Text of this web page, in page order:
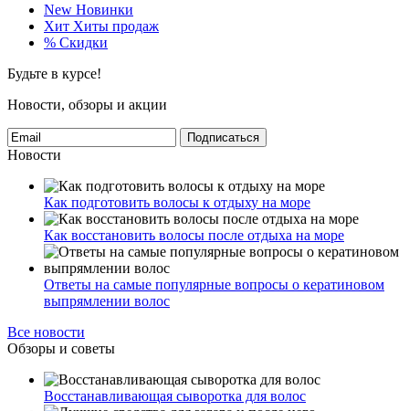
New Новинки
Хит Хиты продаж
% Скидки
Будьте в курсе!
Новости, обзоры и акции
Подписаться
Новости
Как подготовить волосы к отдыху на море
Как восстановить волосы после отдыха на море
Ответы на самые популярные вопросы о кератиновом
выпрямлении волос
Все новости
Обзоры и советы
Восстанавливающая сыворотка для волос